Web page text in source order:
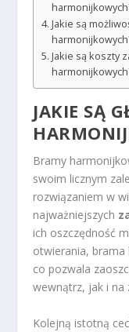
Jakie są
Jakie są koszty
JAKIE SĄ
Bramy
swoim licznym
rozwiązaniem w
najważniejszych
ich oszczędność
otwierania, brama
co pozwala
wewnątrz, jak i na
Kolejną istotną